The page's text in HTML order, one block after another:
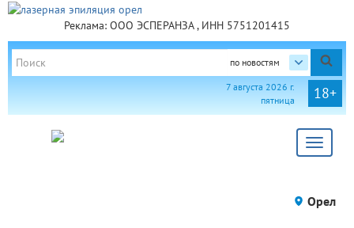
Реклама: ООО ЭСПЕРАНЗА , ИНН 5751201415
по новостям
18+
7 августа 2026 г.
пятница
Toggle
Орел